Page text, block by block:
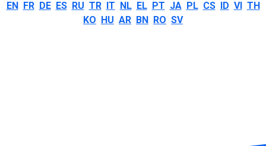
EN FR DE ES RU TR IT NL EL PT JA PL CS ID VI TH
KO HU AR BN RO SV